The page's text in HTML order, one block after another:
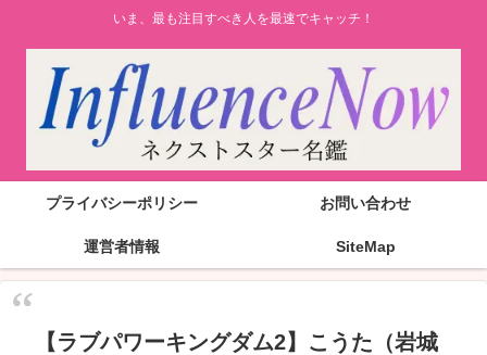
いま、最も注目すべき人を最速でキャッチ！
プライバシーポリシー お問い合わせ
運営者情報 SiteMap
【ラブパワーキングダム2】こうた（岩城